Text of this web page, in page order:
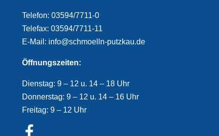
Telefon: 03594/7711-0
Telefax: 03594/7711-11
E-Mail: info@schmoelln-putzkau.de
Öffnungszeiten:
Dienstag: 9 – 12 u. 14 – 18 Uhr
Donnerstag: 9 – 12 u. 14 – 16 Uhr
Freitag: 9 – 12 Uhr